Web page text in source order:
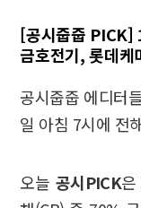
[공시줍줍 PICK]
금호전기, 롯데
공시줍줍 에디터
일 아침 7시에 전
오늘 공시PICK